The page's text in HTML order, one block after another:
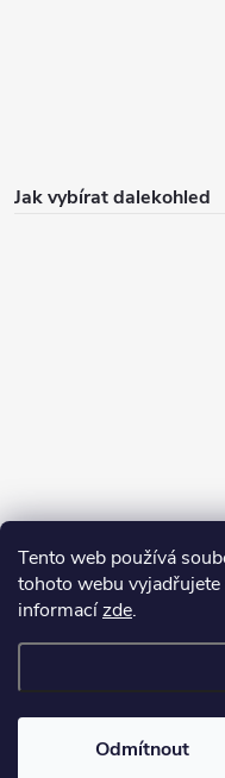
Tento web používá
tohoto webu
informacízde.
Odmítnout
Jak vybírat dalekohled
Jak vybírat puškohled